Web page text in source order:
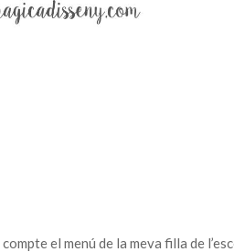
el menú de la meva filla de